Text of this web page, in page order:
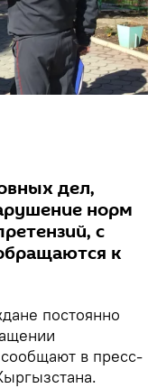
дел,
норм
с
к
постоянно
в пресс-